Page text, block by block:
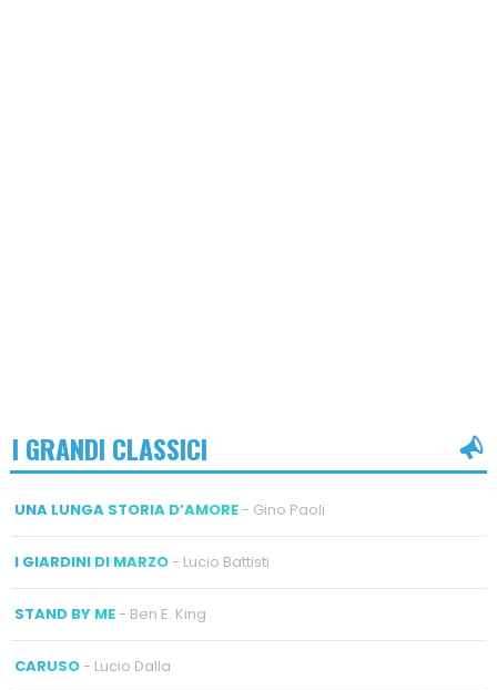
I GRANDI CLASSICI
UNA LUNGA STORIA D’AMORE- Gino Paoli
I GIARDINI DI MARZO- Lucio Battisti
STAND BY ME- Ben E. King
CARUSO- Lucio Dalla